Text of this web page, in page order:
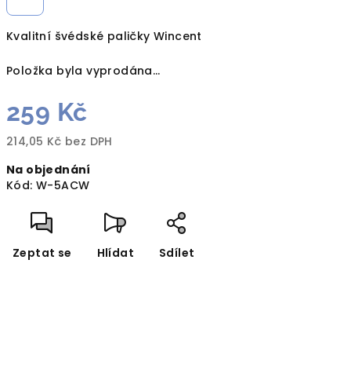
Kvalitní švédské paličky Wincent
Položka byla vyprodána…
259 Kč
214,05 Kč bez DPH
cena:
Na objednání
Kód: W-5ACW
Zeptat se Hlídat Sdílet